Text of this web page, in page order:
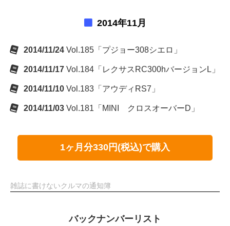
2014年11月
2014/11/24 Vol.185「プジョー308シエロ」
2014/11/17 Vol.184「レクサスRC300hバージョンL」
2014/11/10 Vol.183「アウディRS7」
2014/11/03 Vol.181「MINI クロスオーバーD」
1ヶ月分330円(税込)で購入
雑誌に書けないクルマの通知簿
バックナンバーリスト